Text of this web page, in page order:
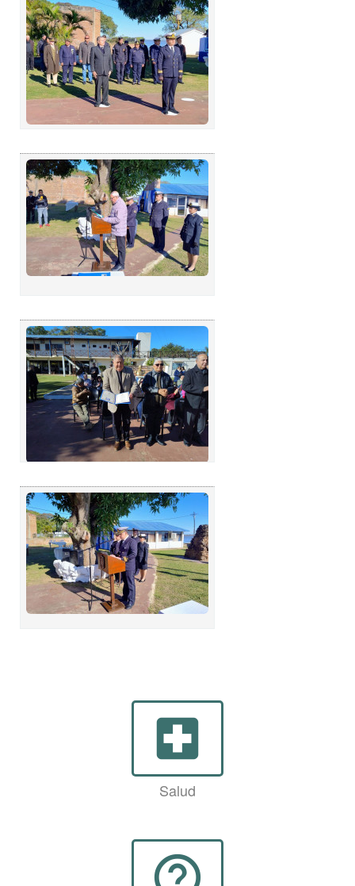
local_hospital
Salud